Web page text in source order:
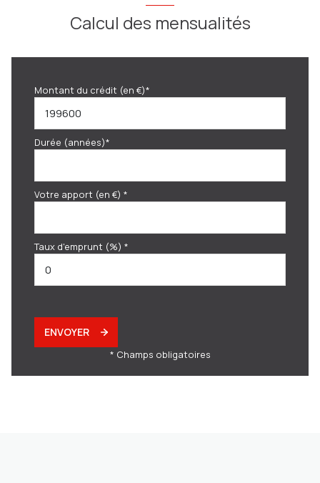
Calcul des mensualités
Montant du crédit (en €)*
Durée (années)*
Votre apport (en €) *
Taux d'emprunt (%) *
ENVOYER
* Champs obligatoires